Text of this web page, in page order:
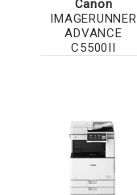
Canon
IMAGERUNNER
ADVANCE
C5500II